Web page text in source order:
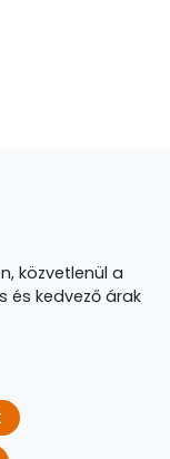
közvetlenül a
és kedvező árak